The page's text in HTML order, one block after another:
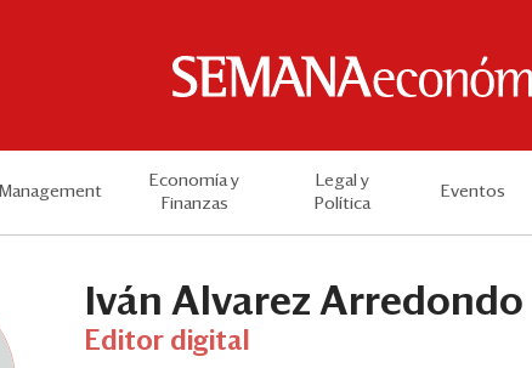
Management
Economía y
Finanzas
Legal y
Política
Eventos
Iván Alvarez Arredondo
Editor digital